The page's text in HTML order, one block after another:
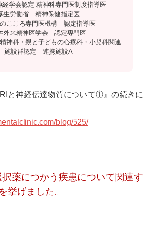
経学会認定 精神科専門医制度指導医
生労働省 精神保健指定医
こころ専門医機構 認定指導医
外来精神医学会 認定専門医
神科・親と子どもの心療科・小児科関連
施設群認定 連携施設A
と神経伝達物質について①』の続きに
blog/525/
薬につかう疾患について関連す
挙げました。